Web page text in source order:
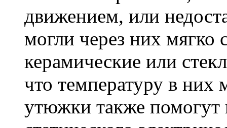
движением, или
могли через них мягко
керамические или
что температуру в
утюжки также помогут